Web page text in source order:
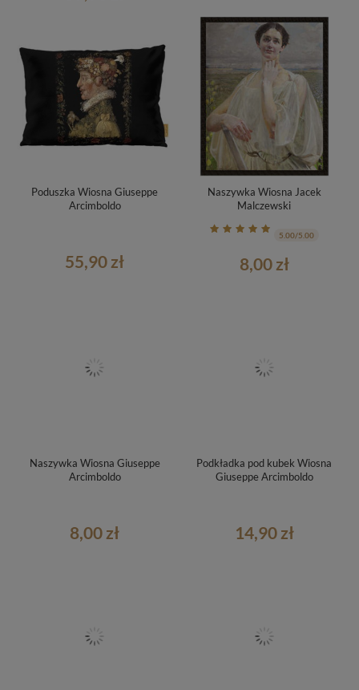
Poduszka Wiosna Giuseppe
Arcimboldo
55,90 zł
Naszywka Wiosna Jacek
Malczewski
5.00/5.00
8,00 zł
Naszywka Wiosna Giuseppe
Arcimboldo
8,00 zł
Podkładka pod kubek Wiosna
Giuseppe Arcimboldo
14,90 zł